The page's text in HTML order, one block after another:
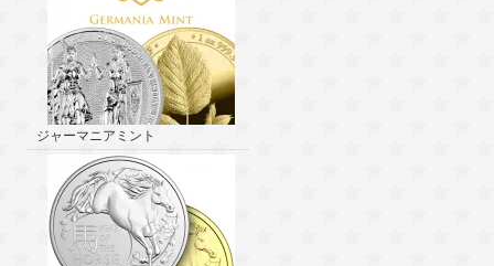
ジャーマニアミント